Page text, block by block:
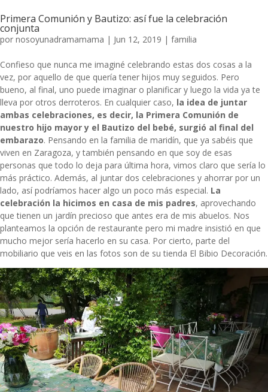
Primera Comunión y Bautizo: así fue la celebración
conjunta
por nosoyunadramamama | Jun 12, 2019 | familia
Confieso que nunca me imaginé celebrando estas dos cosas a la
vez, por aquello de que quería tener hijos muy seguidos. Pero
bueno, al final, uno puede imaginar o planificar y luego la vida ya te
lleva por otros derroteros. En cualquier caso, la idea de juntar
ambas celebraciones, es decir, la Primera Comunión de
nuestro hijo mayor y el Bautizo del bebé, surgió al final del
embarazo. Pensando en la familia de maridín, que ya sabéis que
viven en Zaragoza, y también pensando en que soy de esas
personas que todo lo deja para última hora, vimos claro que sería lo
más práctico. Además, al juntar dos celebraciones y ahorrar por un
lado, así podríamos hacer algo un poco más especial. La
celebración la hicimos en casa de mis padres, aprovechando
que tienen un jardín precioso que antes era de mis abuelos. Nos
planteamos la opción de restaurante pero mi madre insistió en que
mucho mejor sería hacerlo en su casa. Por cierto, parte del
mobiliario que veis en las fotos son de su tienda El Bibio Decoración.